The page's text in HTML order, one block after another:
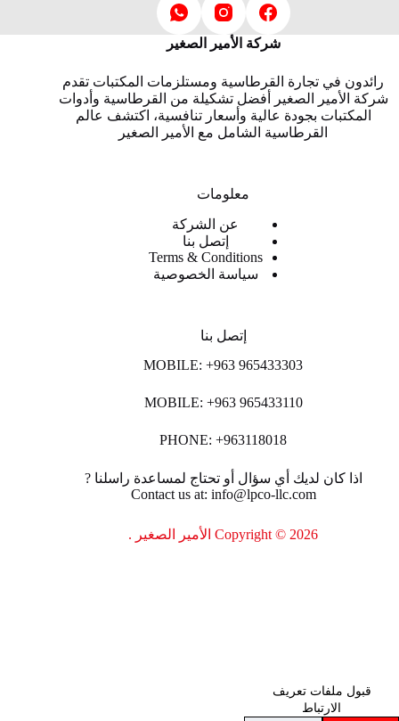
قبول ملفات تعريف
الارتباط
شركة الأمير الصغير
رائدون في تجارة القرطاسية ومستلزمات المكتبات تقدم
شركة الأمير الصغير أفضل تشكيلة من القرطاسية وأدوات
المكتبات بجودة عالية وأسعار تنافسية، اكتشف عالم
القرطاسية الشامل مع الأمير الصغير
معلومات
عن الشركة
إتصل بنا
Terms & Conditions
سياسة الخصوصية
إتصل بنا
MOBILE: +963 965433303
MOBILE: +963 965433110
PHONE: +963118018
اذا كان لديك أي سؤال أو تحتاج لمساعدة راسلنا ?
Contact us at: info@lpco-llc.com
Copyright © 2026 الأمير الصغير .